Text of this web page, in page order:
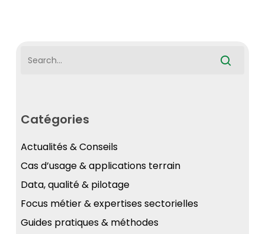
Catégories
Actualités & Conseils
Cas d’usage & applications terrain
Data, qualité & pilotage
Focus métier & expertises sectorielles
Guides pratiques & méthodes